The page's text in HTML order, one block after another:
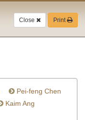
Close Print
Pei-feng Chen
Kaim Ang